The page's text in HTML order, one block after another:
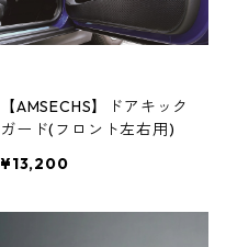
【AMSECHS】ドアキック
ガード(フロント左右用)
¥13,200